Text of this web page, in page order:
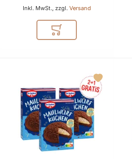
Inkl. MwSt., zzgl. Versand
In den Warenkorb